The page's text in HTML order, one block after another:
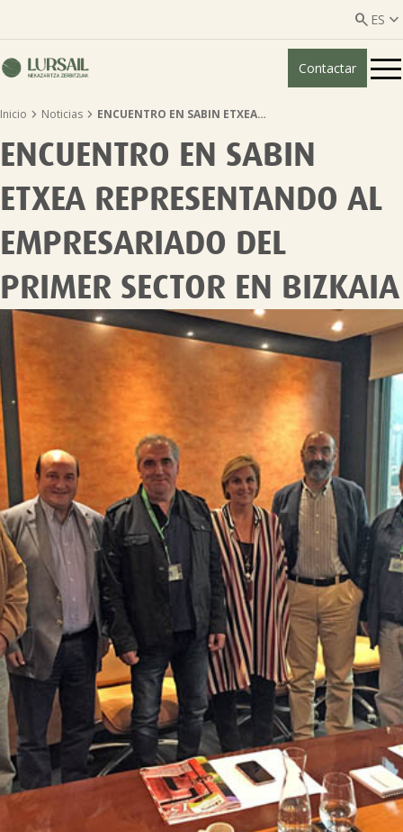
 ES 
ES
Quiénes somos
Servicios ganadería
Servicios agricultura
Entidades asociadas
Noticias
Tablón de anuncios
Lursail Market
Contactar
Inicio  Noticias  ENCUENTRO EN SABIN ETXEA…
ENCUENTRO EN SABIN
ETXEA REPRESENTANDO AL
EMPRESARIADO DEL
PRIMER SECTOR EN BIZKAIA